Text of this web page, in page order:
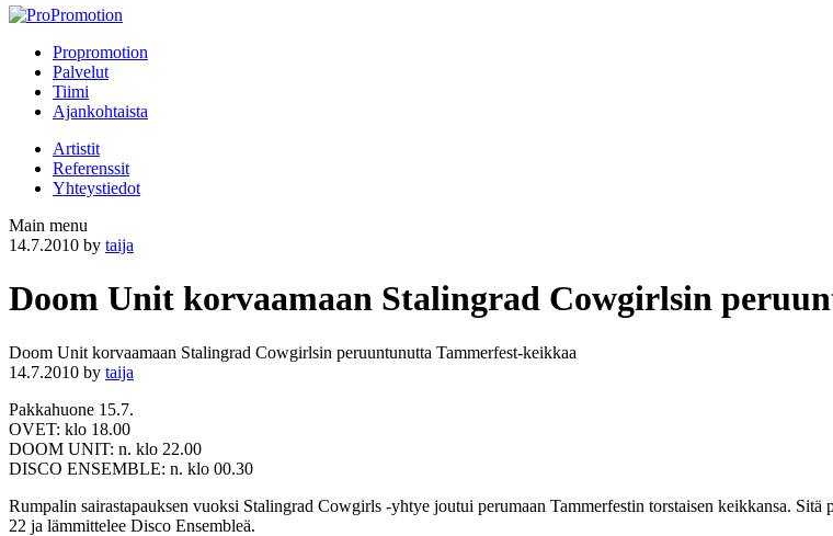
Propromotion
Palvelut
Tiimi
Ajankohtaista
Artistit
Referenssit
Yhteystiedot
Main menu
14.7.2010 by taija
Doom Unit korvaamaan Stalingrad Cowgirlsin
Doom Unit korvaamaan Stalingrad Cowgirlsin peruuntunutta Tammerfest-keikkaa
14.7.2010 by taija
Pakkahuone 15.7.
OVET: klo 18.00
DOOM UNIT: n. klo 22.00
DISCO ENSEMBLE: n. klo 00.30
Rumpalin sairastapauksen vuoksi Stalingrad Cowgirls -yhtye joutui perumaan Tammerfestin torstaisen keikkansa.
22 ja lämmittelee Disco Ensembleä.